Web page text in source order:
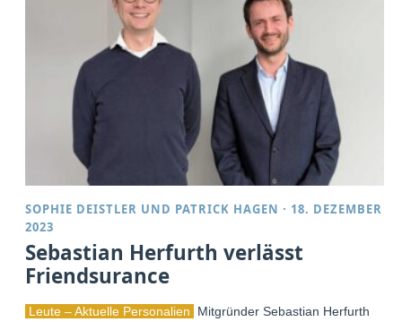
SOPHIE DEISTLER UND PATRICK HAGEN · 18. DEZEMBER
2023
Sebastian Herfurth verlässt
Friendsurance
Leute – Aktuelle Personalien
Mitgründer Sebastian Herfurth